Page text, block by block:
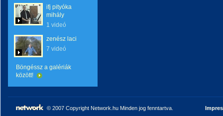
ifj pityóka
mihály
1 videó
zenész laci
7 videó
Böngéssz a galériák
között!
© 2007 Copyright Network.hu Minden jog fenntartva.